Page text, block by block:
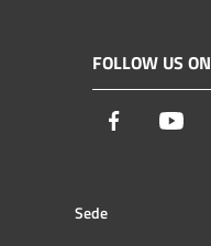
FOLLOW US ON
Facebook
Sede